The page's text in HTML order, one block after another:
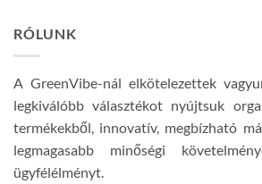
RÓLUNK
A GreenVibe-nál elkötelezettek
legkiválóbb választékot nyújtsuk
termékekből, innovatív, megbízható
legmagasabb minőségi
ügyfélélményt.